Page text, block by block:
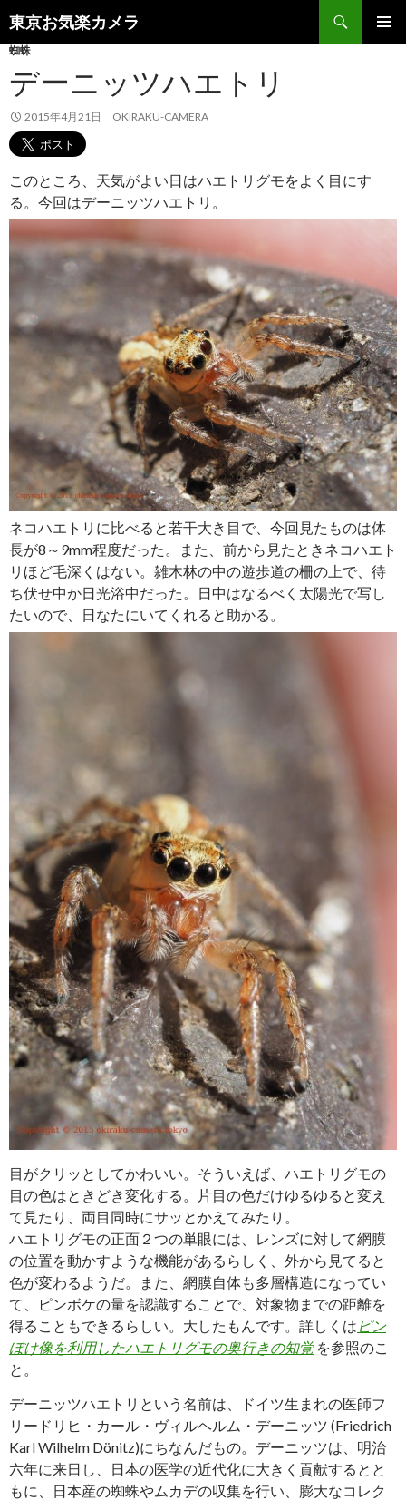
東京お気楽カメラ
検
索
ン
テ
ン
ツ
へ
ス
ッ
プ
蜘蛛
デーニッツハエトリ
2015年4月21日 OKIRAKU-CAMERA
このところ、天気がよい日はハエトリグモをよく目にす
る。今回はデーニッツハエトリ。
ネコハエトリに比べると若干大き目で、今回見たものは体
長が8～9mm程度だった。また、前から見たときネコハエト
リほど毛深くはない。雑木林の中の遊歩道の柵の上で、待
ち伏せ中か日光浴中だった。日中はなるべく太陽光で写し
たいので、日なたにいてくれると助かる。
目がクリッとしてかわいい。そういえば、ハエトリグモの
目の色はときどき変化する。片目の色だけゆるゆると変え
て見たり、両目同時にサッとかえてみたり。
ハエトリグモの正面２つの単眼には、レンズに対して網膜
の位置を動かすような機能があるらしく、外から見てると
色が変わるようだ。また、網膜自体も多層構造になってい
て、ピンボケの量を認識することで、対象物までの距離を
得ることもできるらしい。大したもんです。詳しくは ピン
ぼけ像を利用したハエトリグモの奥行きの知覚を参照のこ
と。
デーニッツハエトリという名前は、ドイツ生まれの医師フ
リードリヒ・カール・ヴィルヘルム・デーニッツ (Friedrich
Karl Wilhelm Dönitz)にちなんだもの。デーニッツは、明治
六年に来日し、日本の医学の近代化に大きく貢献するとと
もに、日本産の蜘蛛やムカデの収集を行い、膨大なコレク